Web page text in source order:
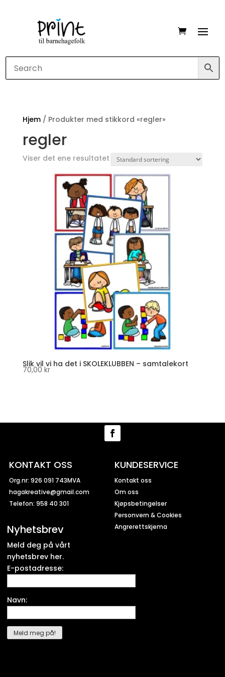
Hjem/ Produkter med stikkord «regler»
regler
Viser det ene resultatet
Slik vil vi ha det i SKOLEKLUBBEN – samtalekort
70,00kr
KONTAKT OSS
Org.nr: 926 091 743MVA
hagakreative@gmail.com
Telefon: 958 40 301
Nyhetsbrev
Meld deg på vårt
nyhetsbrev her.
E-postadresse:
Navn:
KUNDESERVICE
Kontakt oss
Om oss
Kjøpsbetingelser
Personvern & Cookies
Angrerettskjema